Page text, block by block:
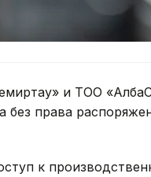
и ТОО
без права
к